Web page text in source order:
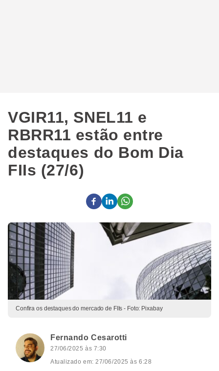
VGIR11, SNEL11 e
RBRR11 estão entre
destaques do Bom Dia
FIIs (27/6)
Confira os destaques do mercado de FIIs - Foto: Pixabay
Fernando Cesarotti
27/06/2025 às 7:30
Atualizado em: 27/06/2025 às 6:28